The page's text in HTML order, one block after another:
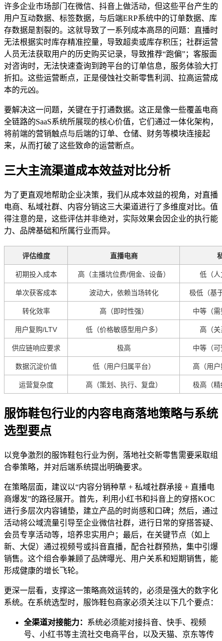
许多企业市场部门在微信、抖音上做活动，但这些平台产生的
用户互动数据、标签数据，与后端ERP系统中的订单数据、库
存数据是割裂的。这就导致了一系列成本高昂的问题：直播时
无法根据实时库存精准控量，导致超卖或库存积压；社群运营
人员无法获取用户的历史购买记录，导致推荐“跑偏”；客服面
对咨询时，无法快速查询到跨平台的订单信息，服务体验大打
折扣。这些运营断点，正是侵蚀社交新零售利润、拉高运营成
本的元凶。
要解决这一问题，关键在于打通数据。这正是像一些覆盖电商
全链路的SaaS系统所展现的核心价值，它们通过一体化架构，
将前端的营销触点与后端的订单、仓储、财务等模块连接起
来，从而打破了这些致命的运营断点。
三大主流渠道成本效益对比分析
为了更直观地帮助企业决策，我们从成本效益的视角，对直播
电商、私域社群、内容分销这三大渠道进行了多维度对比。值
得注意的是，这些评估并非绝对，实际效果会因企业的执行能
力、品牌基础和所属行业而异。
评估维度 直播电商
初期投入成本 高（主播坑位费/佣金、设备） 低（
单次获客成本 波动大，依赖当场转化 极低（基
转化效率 高（即时性强） 中等（
用户复购/LTV 低（价格敏感型用户多） 高（
供应链响应要求 极高 中等（
数据沉淀价值 低（用户归属平台） 高（用
运营复杂度 高（策划、执行、复盘） 极高（
服饰鞋包行业的内容电商落地策略与系统
选型要点
以竞争激烈的服饰鞋包行业为例，落地社交新零售需要采取组
合拳策略，并对后端系统提出明确要求。
在策略层面，建议以“内容分销种草 + 私域社群承接 + 直播电
商爆发”的路径展开。首先，利用小红书和抖音上的穿搭KOC
进行多层次内容铺垫，建立产品的时尚感和口碑；然后，通过
活动将公域流量引导至企业微信社群，进行日常的穿搭答疑、
会员专享活动等，培养忠实用户；最后，在关键节点（如上
新、大促）通过视频号或抖音直播，配合社群预热，集中引爆
销售。这个组合拳兼顾了品牌曝光、用户关系和短期销售，能
形成健康的增长飞轮。
更深一层看，支撑这一策略高效运转的，必须是强大的数字化
系统。在系统选型时，服饰鞋包商家必须关注以下几个要点：
全渠道对接能力： 系统必须能对接抖音、快手、视频
号、小红书等主流社交电商平台，以及天猫、京东等传